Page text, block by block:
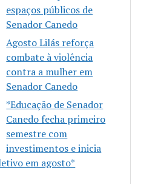
espaços públicos de
Senador Canedo
Agosto Lilás reforça
combate à violência
contra a mulher em
Senador Canedo
*Educação de Senador
Canedo fecha primeiro
semestre com
investimentos e inicia
em agosto*